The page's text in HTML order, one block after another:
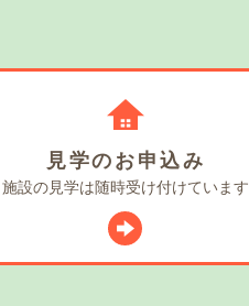
見学のお申込み
施設の見学は随時受け付けています